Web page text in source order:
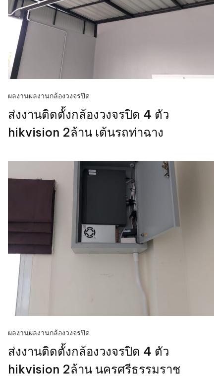
ผลงานผลงานกล้องวงจรปิด
ส่งงานติดตั้งกล้องวงจรปิด 4 ตัว
hikvision 2ล้าน เต้นรถท่าฉาง
ผลงานผลงานกล้องวงจรปิด
ส่งงานติดตั้งกล้องวงจรปิด 4 ตัว
hikvision 2ล้าน นครศรีธรรมราช